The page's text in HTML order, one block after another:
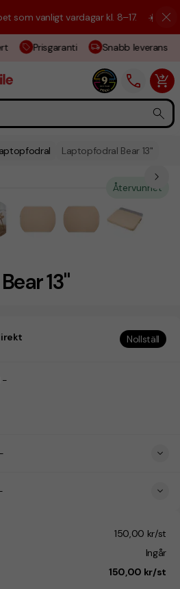
vanligt vardagar kl. 8–17. ☀️ Vi är
Prisgaranti Snabb leverans
Laptopfodral Bear 13"
13"
Återvunnet
Nollställ
-
150,00 kr/st
Ingår
150,00 kr/st